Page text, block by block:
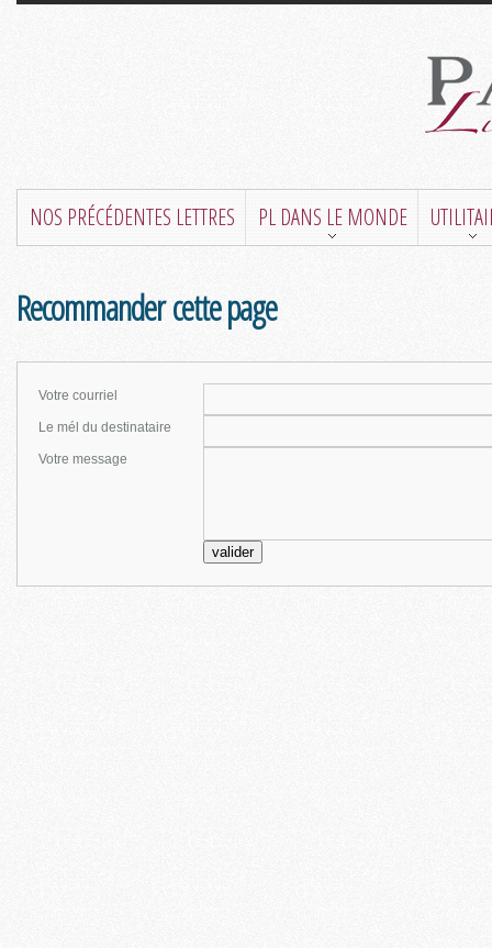
NOS PRÉCÉDENTES LETTRES PL DANS LE MONDE
Recommander cette page
Votre courriel
Le mél du destinataire
Votre message